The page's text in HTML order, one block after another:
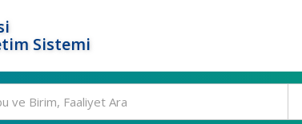
Sistemi